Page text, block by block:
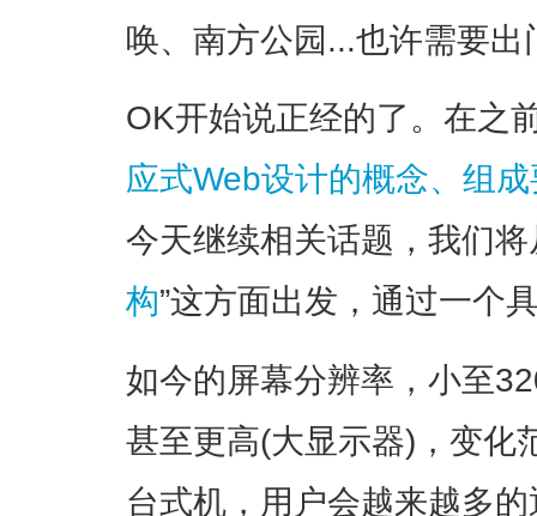
唤、南方公园...也许需要出
OK开始说正经的了。在之
应式Web设计的概念、组
今天继续相关话题，我们将
构”这方面出发，通过一个
如今的屏幕分辨率，小至
甚至更高(大显示器)，变化
台式机，用户会越来越多